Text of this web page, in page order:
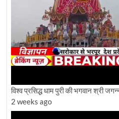
विश्व प्रसिद्ध धाम पुरी की भगवान श्री
2 weeks ago